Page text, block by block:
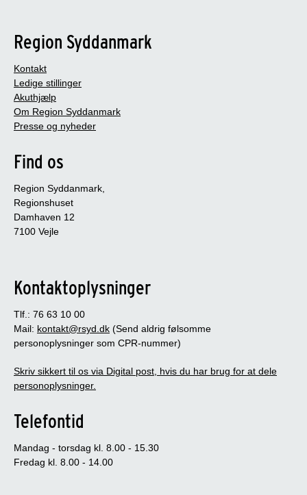
Region Syddanmark
Kontakt
Ledige stillinger
Akuthjælp
Om Region Syddanmark
Presse og nyheder
Find os
Region Syddanmark,
Regionshuset
Damhaven 12
7100 Vejle
Kontaktoplysninger
Tlf.: 76 63 10 00
Mail: kontakt@rsyd.dk (Send aldrig følsomme
personoplysninger som CPR-nummer)
Skriv sikkert til os via Digital post, hvis du har brug for at dele
personoplysninger.
Telefontid
Mandag - torsdag kl. 8.00 - 15.30
Fredag kl. 8.00 - 14.00